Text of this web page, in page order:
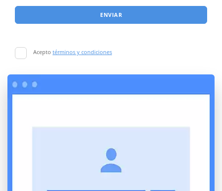
ENVIAR
Acepto términos y condiciones